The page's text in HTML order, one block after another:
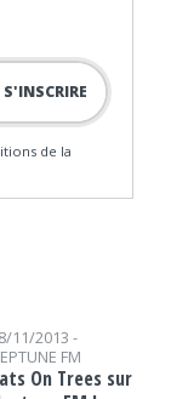
de la
11/2013 -
FM
On Trees sur